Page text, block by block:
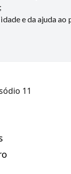
e da ajuda ao
11